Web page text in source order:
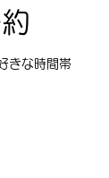
きな時間帯